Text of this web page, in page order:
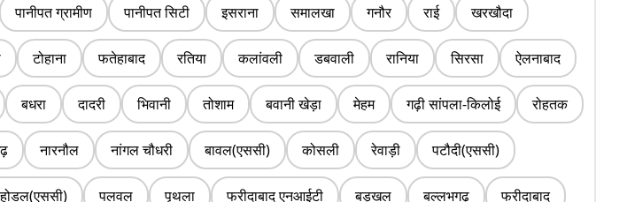
पानीपत ग्रामीण पानीपत सिटी इसराना समालखा गनौर राई खरखौदा
टोहाना फतेहाबाद रतिया कलांवली डबवाली रानिया सिरसा ऐलनाबाद
बधरा दादरी भिवानी तोशाम बवानी खेड़ा मेहम गढ़ी सांपला-किलोई रोहतक
नारनौल नांगल चौधरी बावल(एससी) कोसली रेवाड़ी पटौदी(एससी)
होडल(एससी) पलवल पृथला फरीदाबाद एनआईटी बड़खल बल्लभगढ़ फरीदाबाद